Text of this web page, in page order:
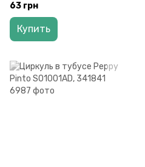
63 грн
Купить